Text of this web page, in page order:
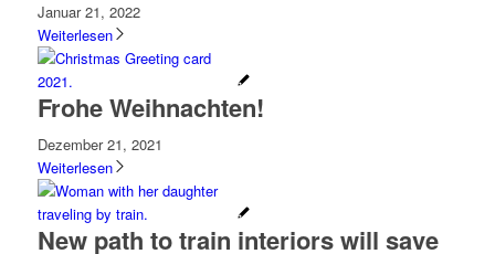
Januar 21, 2022
Weiterlesen
Frohe Weihnachten!
Dezember 21, 2021
Weiterlesen
New path to train interiors will save